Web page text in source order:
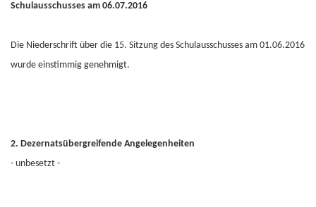
Schulausschusses am 06.07.2016
Die Niederschrift über die 15. Sitzung des Schulausschusses am 01.06.2016
wurde einstimmig genehmigt.
2. Dezernatsübergreifende Angelegenheiten
- unbesetzt -